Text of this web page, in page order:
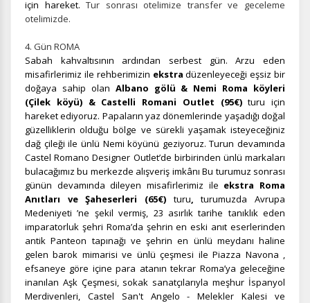
devre dışı bırakılamaz.
İstatistik Çerezleri
Ziyaretçilerin siteyi nasıl kullandığını anonim olarak
ölçeriz. Hangi sayfaların popüler olduğunu ve
kullanıcıların nerede zorluk yaşadığını anlamamıza
yardımcı olur.
Pazarlama Çerezleri
Size ve ilgi alanlarınıza uygun reklamlar göstermek için
kullanılır. Kapatırsanız reklamları görmeye devam
edersiniz, ancak daha az alakalı olabilirler.
için hareket.Tur sonrası otelimize transfer ve geceleme
otelimizde.
4. Gün ROMA
Sabah kahvaltısının ardından serbest gün. Arzu eden
misafirlerimiz ile rehberimizin ekstra düzenleyeceği eşsiz bir
doğaya sahip olan Albano gölü & Nemi Roma köyleri
(Çilek köyü) & Castelli Romani Outlet (95€)turu için
hareket ediyoruz. Papaların yaz dönemlerinde yaşadığı doğal
güzelliklerin olduğu bölge ve sürekli yaşamak isteyeceğiniz
dağ çileği ile ünlü Nemi köyünü geziyoruz. Turun devamında
Castel Romano Designer Outlet’de birbirinden ünlü markaları
bulacağımız bu merkezde alışveriş imkânı Bu turumuz sonrası
günün devamında dileyen misafirlerimiz ile ekstra Roma
Anıtları ve Şaheserleri (65€) turu, turumuzda Avrupa
Medeniyeti ’ne şekil vermiş, 23 asırlık tarihe tanıklık eden
imparatorluk şehri Roma’da şehrin en eski anıt eserlerinden
antik Panteon tapınağı ve şehrin en ünlü meydanı haline
gelen barok mimarisi ve ünlü çeşmesi ile Piazza Navona ,
efsaneye göre içine para atanın tekrar Roma’ya geleceğine
inanılan Aşk Çeşmesi, sokak sanatçılarıyla meşhur İspanyol
Merdivenleri, Castel San't Angelo - Melekler Kalesi ve